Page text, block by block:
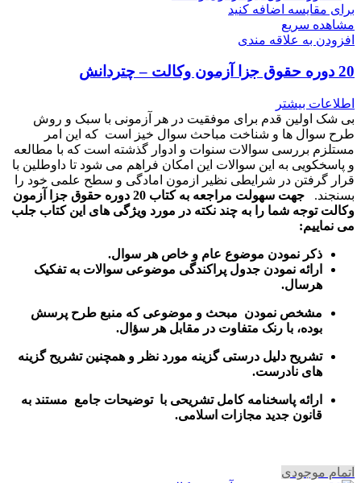
برای مقایسه اضافه کنید
مشاهده سریع
افزودن به علاقه مندی
20 دوره حقوق جزا آزمون وکالت – چتردانش
اطلاعات بیشتر
بی شک اولین قدم برای موفقیت در هر آزمونی با سبک و روش
طرح سوال ها و شناخت مباحث سوال خیز است که این امر
مستلزم بررسی سوالات سنوات و ادوار گذشته است که با مطالعه
و پاسخکویی به این سوالات این امکان فراهم می شود تا داوطلین با
قرار گرفتن در شرایطی نظیر ازمون امادگی و سطح علمی خود را
بسنجند.
جهت سهولت مراجعه به کتاب 20 دوره حقوق جزا آزمون
وکالت توجه شما را به چند نکته در مورد ویژگی های این کتاب جلب
می نماییم:
ذکر نمودن موضوع عام و خاص هر سوال.
ارائه نمودن جدول پراکندگی موضوعی سوالات به تفکیک
هرسال.
مشخص نمودن مبحث و موضوعی که منبع طرح پرسش
بوده، با رنک متفاوت در مقابل هر سؤال.
تشریح دلیل درستی گزینه مورد نظر و همچنین تشریح گزینه
های نادرست.
ارائه پاسخنامه کامل تشریحی با توضیحات جامع مستند به
قانون جدید مجازات اسلامی.
اتمام موجودی